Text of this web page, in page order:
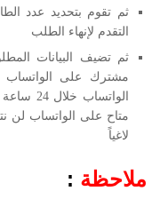
ثم تقوم بتحديد عدد
التقدم لإنهاء الطلب
ثم تضيف البيانات
مشترك على الواتساب
متاح على الواتساب لن
لاغياً
ملاحظة :